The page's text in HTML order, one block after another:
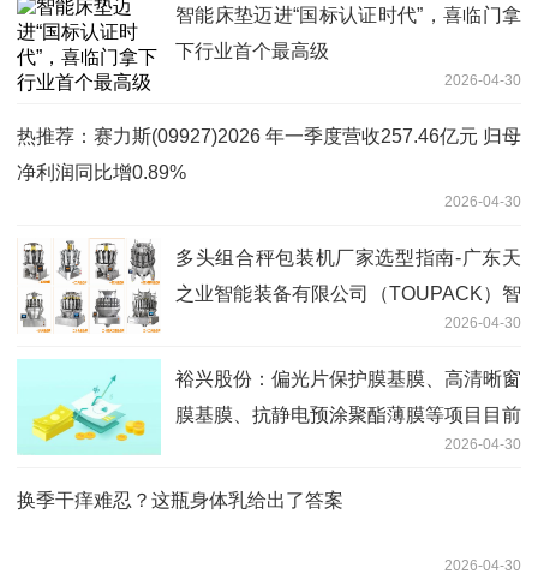
智能床垫迈进“国标认证时代”，喜临门拿
下行业首个最高级
2026-04-30
热推荐：赛力斯(09927)2026 年一季度营收257.46亿元 归母
净利润同比增0.89%
2026-04-30
多头组合秤包装机厂家选型指南-广东天
之业智能装备有限公司（TOUPACK）智
2026-04-30
裕兴股份：偏光片保护膜基膜、高清晰窗
膜基膜、抗静电预涂聚酯薄膜等项目目前
2026-04-30
换季干痒难忍？这瓶身体乳给出了答案
2026-04-30